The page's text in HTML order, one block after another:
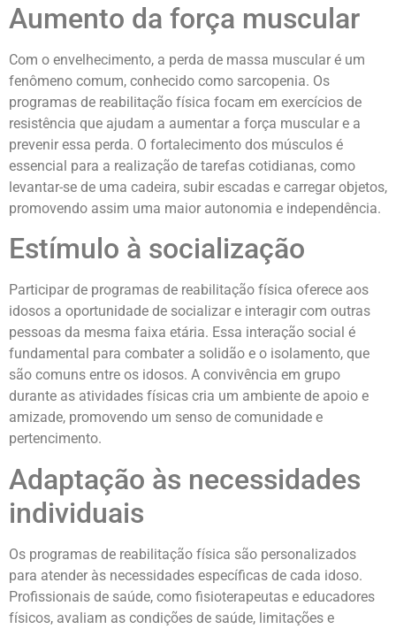
Aumento da força muscular
Com o envelhecimento, a perda de massa muscular é um
fenômeno comum, conhecido como sarcopenia. Os
programas de reabilitação física focam em exercícios de
resistência que ajudam a aumentar a força muscular e a
prevenir essa perda. O fortalecimento dos músculos é
essencial para a realização de tarefas cotidianas, como
levantar-se de uma cadeira, subir escadas e carregar objetos,
promovendo assim uma maior autonomia e independência.
Estímulo à socialização
Participar de programas de reabilitação física oferece aos
idosos a oportunidade de socializar e interagir com outras
pessoas da mesma faixa etária. Essa interação social é
fundamental para combater a solidão e o isolamento, que
são comuns entre os idosos. A convivência em grupo
durante as atividades físicas cria um ambiente de apoio e
amizade, promovendo um senso de comunidade e
pertencimento.
Adaptação às necessidades
individuais
Os programas de reabilitação física são personalizados
para atender às necessidades específicas de cada idoso.
Profissionais de saúde, como fisioterapeutas e educadores
físicos, avaliam as condições de saúde, limitações e